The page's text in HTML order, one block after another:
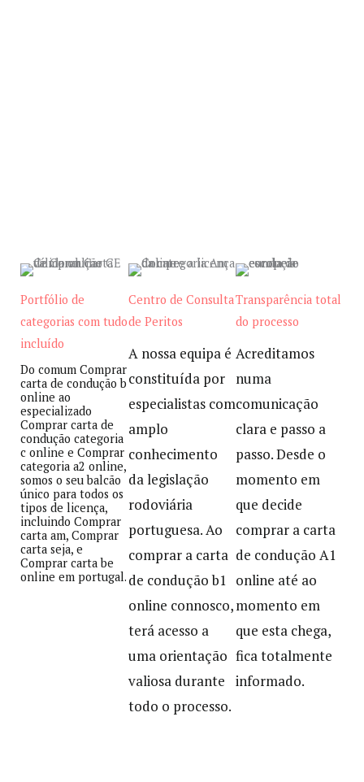
Portfólio de
categorias com tudo
incluído
Do comum Comprar
carta de condução b
online ao
especializado
Comprar carta de
condução categoria
c online e Comprar
categoria a2 online,
somos o seu balcão
único para todos os
tipos de licença,
incluindo Comprar
carta am, Comprar
carta seja, e
Comprar carta be
online em portugal.
Centro de Consulta
de Peritos
A nossa equipa é
constituída por
especialistas com
amplo
conhecimento
da legislação
rodoviária
portuguesa. Ao
comprar a carta
de condução b1
online connosco,
terá acesso a
uma orientação
valiosa durante
todo o processo.
Transparência total
do processo
Acreditamos
numa
comunicação
clara e passo a
passo. Desde o
momento em
que decide
comprar a carta
de condução A1
online até ao
momento em
que esta chega,
fica totalmente
informado.